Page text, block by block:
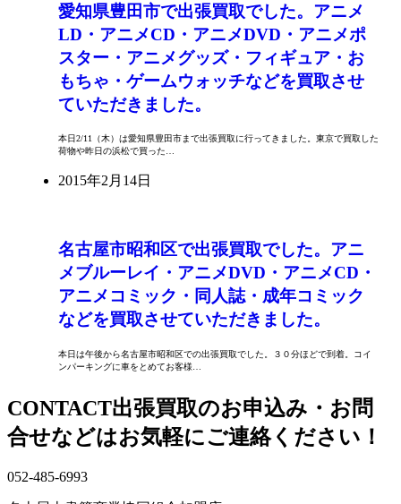
愛知県豊田市で出張買取でした。アニメ
LD・アニメCD・アニメDVD・アニメポ
スター・アニメグッズ・フィギュア・お
もちゃ・ゲームウォッチなどを買取させ
ていただきました。
本日2/11（木）は愛知県豊田市まで出張買取に行ってきました。東京で買取した
荷物や昨日の浜松で買った…
2015年2月14日
名古屋市昭和区で出張買取でした。アニ
メブルーレイ・アニメDVD・アニメCD・
アニメコミック・同人誌・成年コミック
などを買取させていただきました。
本日は午後から名古屋市昭和区での出張買取でした。３０分ほどで到着。コイ
ンパーキングに車をとめてお客様…
CONTACT出張買取のお申込み・お問
合せなどはお気軽にご連絡ください！
052-485-6993